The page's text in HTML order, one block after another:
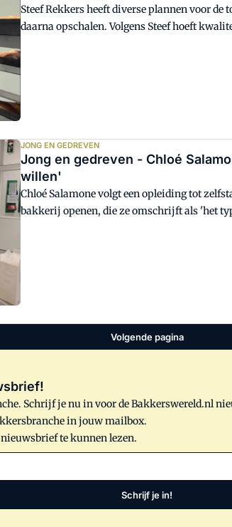
Steef Rekkers heeft diverse plannen voor
daarna opschalen. Volgens Steef hoeft
JONG EN GEDREVEN
Jong en gedreven - Chloé
willen'
Chloé Salamone volgt een opleiding tot
bakkerij openen, die ze omschrijft als 'het
Volgende pagina
Schrijf je nu in voor de Bakkerswereld.nl
in jouw mailbox.
te kunnen lezen.
Schrijf je in!